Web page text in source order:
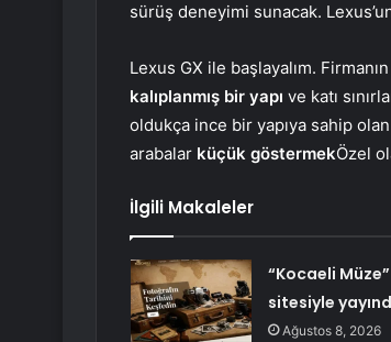
sürüş deneyimi sunacak.
Lexus GX ile başlayalım.
kalıplanmış bir yapı ve katı
oldukça ince bir yapıya sahip
arabalar küçük göstermekÖzel
İlgili Makaleler
“Kocaeli
sitesiyle
Ağustos 8, 2026